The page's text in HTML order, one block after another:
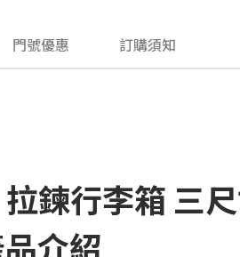
門號優惠 訂購須知
鍊行李箱 三